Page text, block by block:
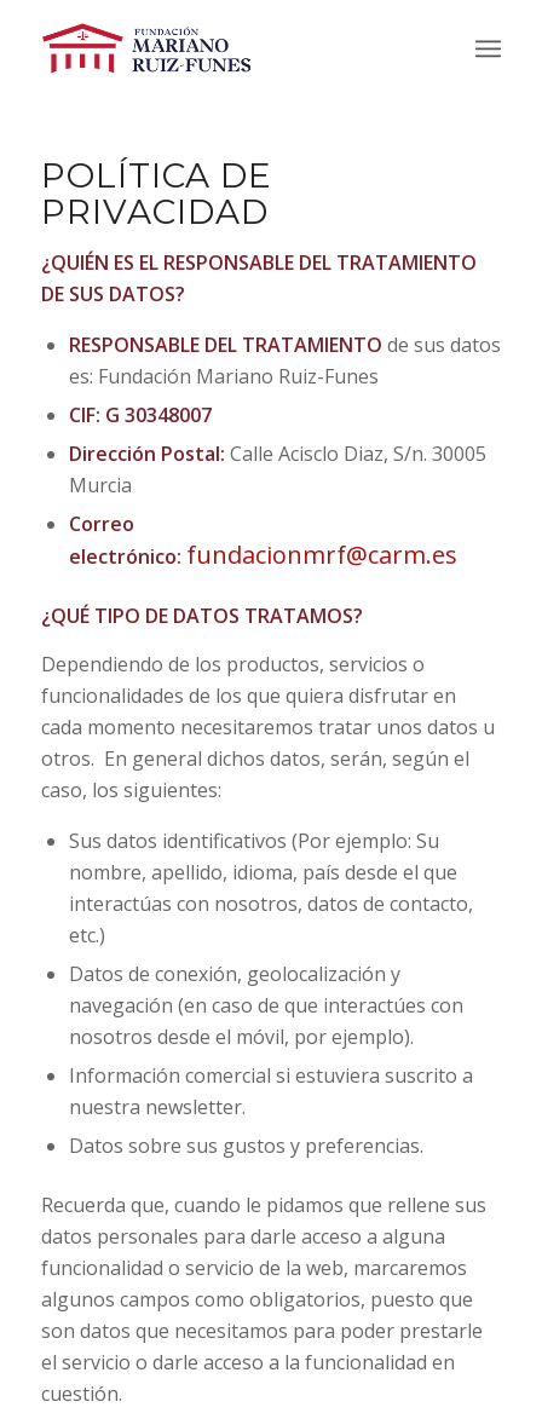
POLÍTICA DE
PRIVACIDAD
¿QUIÉN ES EL RESPONSABLE DEL TRATAMIENTO
DE SUS DATOS?
RESPONSABLE DEL TRATAMIENTO de sus datos
es: Fundación Mariano Ruiz-Funes
CIF: G 30348007
Dirección Postal: Calle Acisclo Diaz, S/n. 30005
Murcia
Correo
electrónico: fundacionmrf@carm.es
¿QUÉ TIPO DE DATOS TRATAMOS?
Dependiendo de los productos, servicios o
funcionalidades de los que quiera disfrutar en
cada momento necesitaremos tratar unos datos u
otros. En general dichos datos, serán, según el
caso, los siguientes:
Sus datos identificativos (Por ejemplo: Su
nombre, apellido, idioma, país desde el que
interactúas con nosotros, datos de contacto,
etc.)
Datos de conexión, geolocalización y
navegación (en caso de que interactúes con
nosotros desde el móvil, por ejemplo).
Información comercial si estuviera suscrito a
nuestra newsletter.
Datos sobre sus gustos y preferencias.
Recuerda que, cuando le pidamos que rellene sus
datos personales para darle acceso a alguna
funcionalidad o servicio de la web, marcaremos
algunos campos como obligatorios, puesto que
son datos que necesitamos para poder prestarle
el servicio o darle acceso a la funcionalidad en
cuestión.